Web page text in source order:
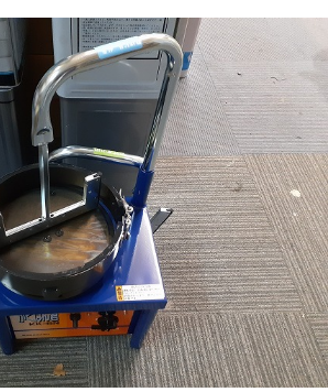
塗
装
時
の
色
選
定